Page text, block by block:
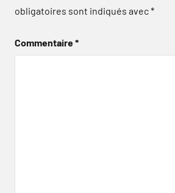
obligatoires sont indiqués avec*
Commentaire*